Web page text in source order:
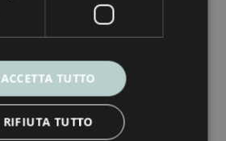
ACCETTA TUTTO
RIFIUTA TUTTO